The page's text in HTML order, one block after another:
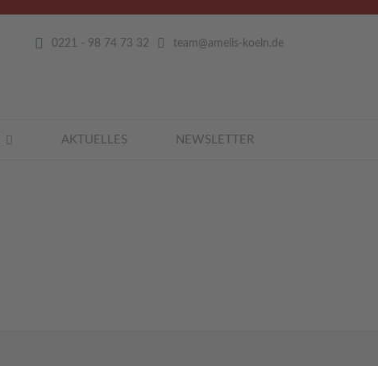
0221 - 98 74 73 32 team@amelis-koeln.de
AKTUELLES NEWSLETTER